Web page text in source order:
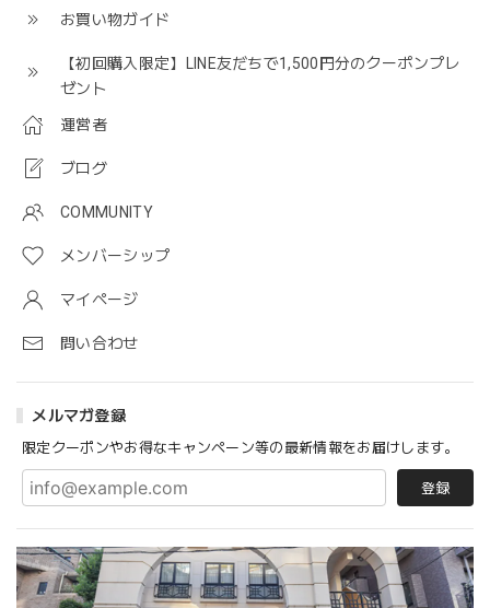
お買い物ガイド
【初回購入限定】LINE友だちで1,500円分のクーポンプレ
ゼント
運営者
ブログ
COMMUNITY
メンバーシップ
マイページ
問い合わせ
メルマガ登録
限定クーポンやお得なキャンペーン等の最新情報をお届けします。
登録